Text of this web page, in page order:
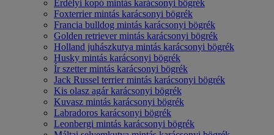
Erdélyi kopó mintás karácsonyi bögrék
Foxterrier mintás karácsonyi bögrék
Francia bulldog mintás karácsonyi bögrék
Golden retriever mintás karácsonyi bögrék
Holland juhászkutya mintás karácsonyi bögrék
Husky mintás karácsonyi bögrék
Ír szetter mintás karácsonyi bögrék
Jack Russel terrier mintás karácsonyi bögrék
Kis olasz agár karácsonyi bögrék
Kuvasz mintás karácsonyi bögrék
Labradoros karácsonyi bögrék
Leonbergi mintás karácsonyi bögrék